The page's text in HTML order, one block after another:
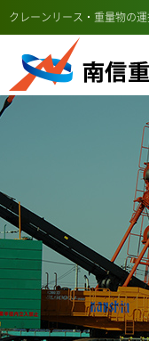
クレーンリース・重量物の